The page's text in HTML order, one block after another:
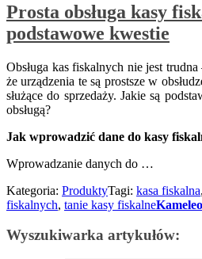
Prosta obsługa kasy
podstawowe kwestie
Obsługa kas fiskalnych nie jest
że urządzenia te są prostsze w
służące do sprzedaży. Jakie są
obsługą?
Jak wprowadzić dane do kasy
Wprowadzanie danych do …
Kategoria: ProduktyTagi: kasa fiskalna,
fiskalnych, tanie kasy fiskalne
Wyszukiwarka artykułów: